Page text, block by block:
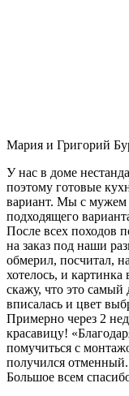
Мария и Григорий
У нас в доме
поэтому готовые
вариант. Мы с мужем
подходящего
После всех походов
на заказ под наши
обмерил, посчитал,
хотелось, и
скажу, что это
вписалась и цвет
Примерно через 2
красавицу!
помучиться с
получился отменный.
Большое всем